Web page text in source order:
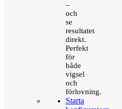
–
och
se
resultatet
direkt.
Perfekt
för
både
vigsel
och
förlovning.
Starta